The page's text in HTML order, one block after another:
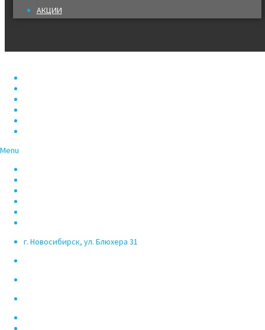
АКЦИИ
Menu
г. Новосибирск, ул. Блюхера 31